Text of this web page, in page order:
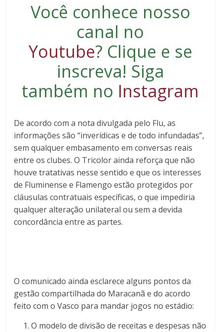
Você conhece nosso
canal no
Youtube? Clique e se
inscreva! Siga
também no Instagram
De acordo com a nota divulgada pelo Flu, as
informações são “inverídicas e de todo infundadas”,
sem qualquer embasamento em conversas reais
entre os clubes. O Tricolor ainda reforça que não
houve tratativas nesse sentido e que os interesses
de Fluminense e Flamengo estão protegidos por
cláusulas contratuais específicas, o que impediria
qualquer alteração unilateral ou sem a devida
concordância entre as partes.
O comunicado ainda esclarece alguns pontos da
gestão compartilhada do Maracanã e do acordo
feito com o Vasco para mandar jogos no estádio:
O modelo de divisão de receitas e despesas não